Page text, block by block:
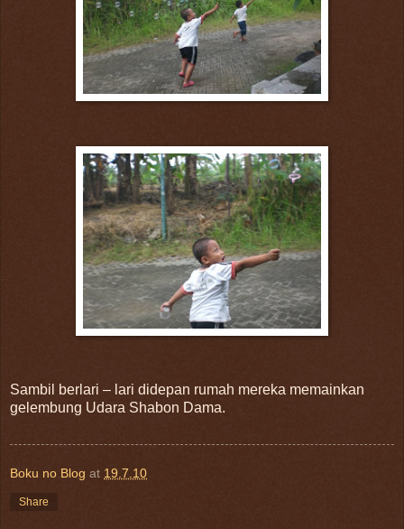
Sambil berlari – lari didepan rumah mereka memainkan
gelembung Udara Shabon Dama.
Boku no Blog at 19.7.10
Share